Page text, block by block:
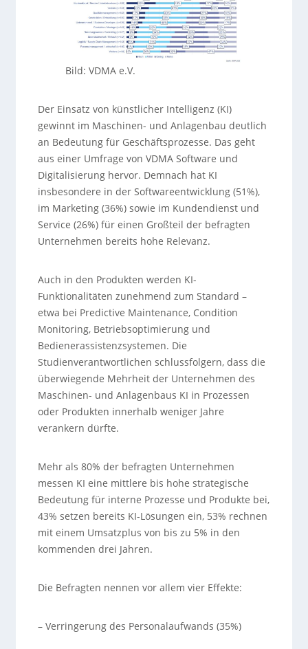
Bild: VDMA e.V.
Der Einsatz von künstlicher Intelligenz (KI)
gewinnt im Maschinen- und Anlagenbau deutlich
an Bedeutung für Geschäftsprozesse. Das geht
aus einer Umfrage von VDMA Software und
Digitalisierung hervor. Demnach hat KI
insbesondere in der Softwareentwicklung (51%),
im Marketing (36%) sowie im Kundendienst und
Service (26%) für einen Großteil der befragten
Unternehmen bereits hohe Relevanz.
Auch in den Produkten werden KI-
Funktionalitäten zunehmend zum Standard –
etwa bei Predictive Maintenance, Condition
Monitoring, Betriebsoptimierung und
Bedienerassistenzsystemen. Die
Studienverantwortlichen schlussfolgern, dass die
überwiegende Mehrheit der Unternehmen des
Maschinen- und Anlagenbaus KI in Prozessen
oder Produkten innerhalb weniger Jahre
verankern dürfte.
Mehr als 80% der befragten Unternehmen
messen KI eine mittlere bis hohe strategische
Bedeutung für interne Prozesse und Produkte bei,
43% setzen bereits KI-Lösungen ein, 53% rechnen
mit einem Umsatzplus von bis zu 5% in den
kommenden drei Jahren.
Die Befragten nennen vor allem vier Effekte:
– Verringerung des Personalaufwands (35%)